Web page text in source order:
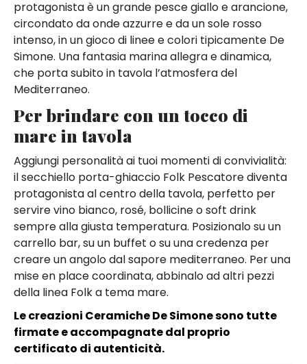
protagonista è un grande pesce giallo e arancione,
circondato da onde azzurre e da un sole rosso
intenso, in un gioco di linee e colori tipicamente De
Simone. Una fantasia marina allegra e dinamica,
che porta subito in tavola l’atmosfera del
Mediterraneo.
Per brindare con un tocco di
mare in tavola
Aggiungi personalità ai tuoi momenti di convivialità:
il secchiello porta-ghiaccio Folk Pescatore diventa
protagonista al centro della tavola, perfetto per
servire vino bianco, rosé, bollicine o soft drink
sempre alla giusta temperatura. Posizionalo su un
carrello bar, su un buffet o su una credenza per
creare un angolo dal sapore mediterraneo. Per una
mise en place coordinata, abbinalo ad altri pezzi
della linea Folk a tema mare.
Le creazioni Ceramiche De Simone sono tutte
firmate e accompagnate dal proprio
certificato di autenticità.